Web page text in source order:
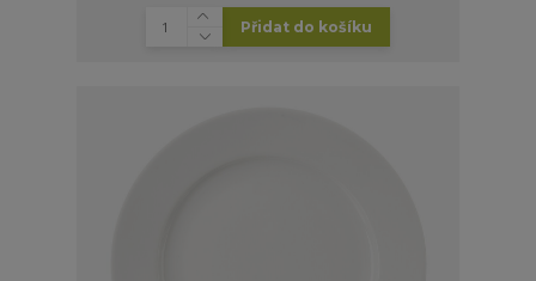
Přidat do košíku